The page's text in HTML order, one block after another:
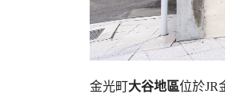
金光町大谷地區位於JR